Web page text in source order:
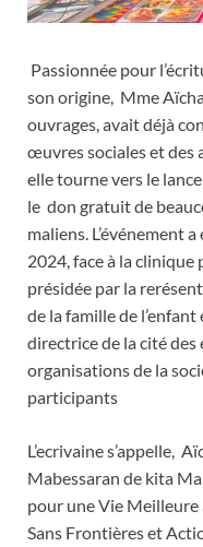
Passionnée pour
son origine, Mme
ouvrages, avait déjà
œuvres sociales et des
elle tourne vers le
le don gratuit de
maliens. L’événement
2024, face à la clinique
présidée par la
de la famille de
directrice de la cité
organisations de la
participants
L’ecrivaine s’appelle,
Mabessaran de kita
pour une Vie Meilleure
Sans Frontières et